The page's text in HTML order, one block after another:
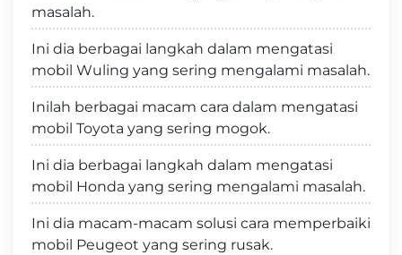
masalah.
Ini dia berbagai langkah dalam mengatasi
mobil Wuling yang sering mengalami masalah.
Inilah berbagai macam cara dalam mengatasi
mobil Toyota yang sering mogok.
Ini dia berbagai langkah dalam mengatasi
mobil Honda yang sering mengalami masalah.
Ini dia macam-macam solusi cara memperbaiki
mobil Peugeot yang sering rusak.